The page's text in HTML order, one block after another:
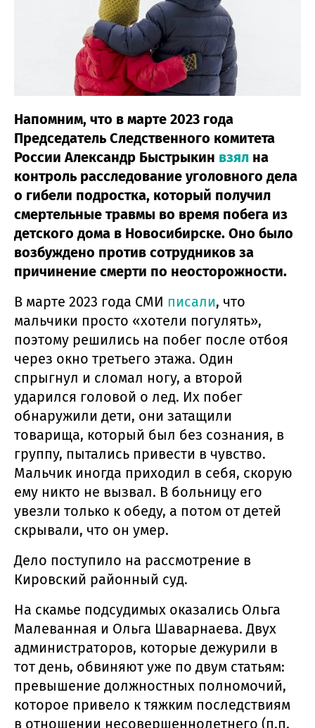
Напомним, что в марте 2023 года
Председатель Следственного комитета
России Александр Быстрыкин взял на
контроль расследование уголовного дела
о гибели подростка, который получил
смертельные травмы во время побега из
детского дома в Новосибирске. Оно было
возбуждено против сотрудников за
причинение смерти по неосторожности.
В марте 2023 года СМИ писали, что
мальчики просто «хотели погулять»,
поэтому решились на побег после отбоя
через окно третьего этажа. Один
спрыгнул и сломал ногу, а второй
ударился головой о лед. Их побег
обнаружили дети, они затащили
товарища, который был без сознания, в
группу, пытались привести в чувство.
Мальчик иногда приходил в себя, скорую
ему никто не вызвал. В больницу его
увезли только к обеду, а потом от детей
скрывали, что он умер.
Дело поступило на рассмотрение в
Кировский районный суд.
На скамье подсудимых оказались Ольга
Малеванная и Ольга Шаварнаева. Двух
администраторов, которые дежурили в
тот день, обвиняют уже по двум статьям:
превышение должностных полномочий,
которое привело к тяжким последствиям
в отношении несовершеннолетнего (п.п.